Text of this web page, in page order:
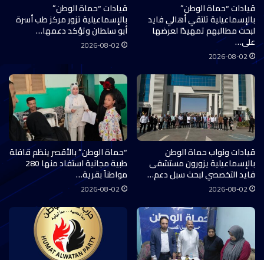
قيادات “حماة الوطن”
بالإسماعيلية تلتقي أهالي فايد
لبحث مطالبهم تمهيدًا لعرضها
على…
2026-08-02
قيادات “حماة الوطن”
بالإسماعيلية تزور مركز طب أسرة
أبو سلطان وتؤكد دعمها…
2026-08-02
قيادات ونواب حماة الوطن
بالإسماعيلية يزورون مستشفى
فايد التخصصي لبحث سبل دعم…
2026-08-02
“حماة الوطن” بالأقصر ينظم قافلة
طبية مجانية استفاد منها 280
مواطناً بقرية…
2026-08-02